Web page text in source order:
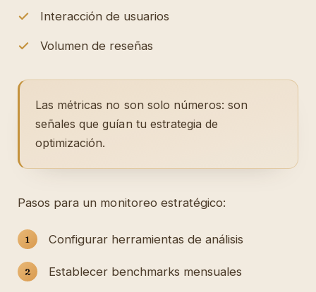
Interacción de usuarios
Volumen de reseñas
Las métricas no son solo números: son
señales que guían tu estrategia de
optimización.
Pasos para un monitoreo estratégico:
Configurar herramientas de análisis
Establecer benchmarks mensuales